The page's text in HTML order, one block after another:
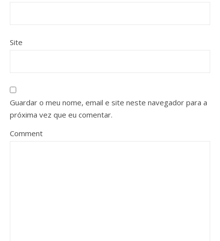
Site
Guardar o meu nome, email e site neste navegador para a
próxima vez que eu comentar.
Comment